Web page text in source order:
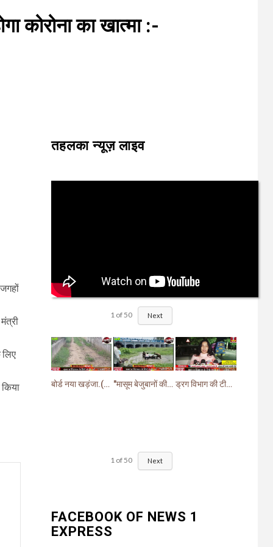
कोरोना का खात्मा :-
तहलका न्यूज़ लाइव
1 of 50 Next
बोर्ड नया खड़ंजा.(गायब)झबरेड़ा विधायक वीरेंद्र जत्ती के प्रस्ताव पर pwd ने बनाया खड़ंजा "मासूम बेजुबानों की दर्दनाक मौत: चंद घास के निवालों ने उजाड़ दी गरीब परिवारों की दुनिया" ड्रग विभाग की टीम ने खांसी व सर्दी जुकाम में दी जाने वाली (सिरप) की खरीदारी व बिक्री पर लगाई रोक.
1 of50 Next
FACEBOOK OF NEWS 1
EXPRESS